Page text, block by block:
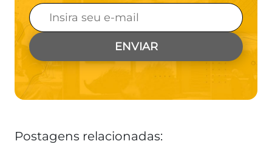
Postagens relacionadas: